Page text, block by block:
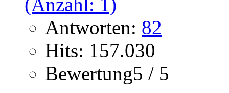
Antworten: 82
Hits: 157.030
Bewertung5 / 5